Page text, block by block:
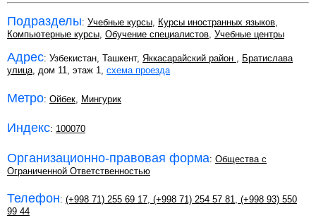
Подразделы: Учебные курсы, Курсы иностранных языков,
Компьютерные курсы, Обучение специалистов, Учебные центры
Адрес: Узбекистан, Ташкент, Яккасарайский район , Братислава
улица, дом 11, этаж 1, схема проезда
Метро: Ойбек Мингурик
Индекс: 100070
Организационно-правовая форма: Общества с
Ограниченной Ответственностью
Телефон: (+998 71) 255 69 17, (+998 71) 254 57 81, (+998 93) 550
99 44